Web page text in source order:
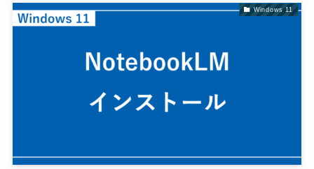
Windows 11